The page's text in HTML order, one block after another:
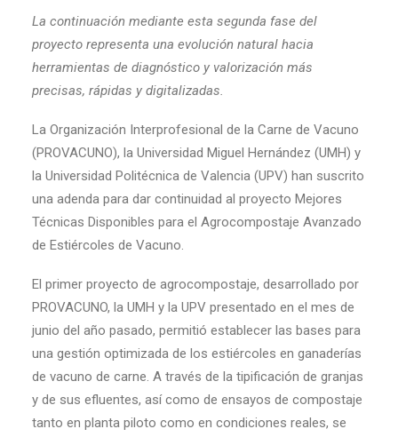
La continuación mediante esta segunda fase del
proyecto representa una evolución natural hacia
herramientas de diagnóstico y valorización más
precisas, rápidas y digitalizadas.
La Organización Interprofesional de la Carne de Vacuno
(PROVACUNO), la Universidad Miguel Hernández (UMH) y
la Universidad Politécnica de Valencia (UPV) han suscrito
una adenda para dar continuidad al proyecto Mejores
Técnicas Disponibles para el Agrocompostaje Avanzado
de Estiércoles de Vacuno.
El primer proyecto de agrocompostaje, desarrollado por
PROVACUNO, la UMH y la UPV presentado en el mes de
junio del año pasado, permitió establecer las bases para
una gestión optimizada de los estiércoles en ganaderías
de vacuno de carne. A través de la tipificación de granjas
y de sus efluentes, así como de ensayos de compostaje
tanto en planta piloto como en condiciones reales, se